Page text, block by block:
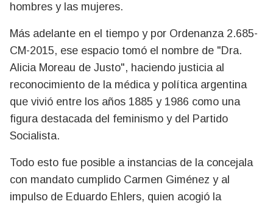
hombres y las mujeres.
Más adelante en el tiempo y por Ordenanza 2.685-
CM-2015, ese espacio tomó el nombre de "Dra.
Alicia Moreau de Justo", haciendo justicia al
reconocimiento de la médica y política argentina
que vivió entre los años 1885 y 1986 como una
figura destacada del feminismo y del Partido
Socialista.
Todo esto fue posible a instancias de la concejala
con mandato cumplido Carmen Giménez y al
impulso de Eduardo Ehlers, quien acogió la